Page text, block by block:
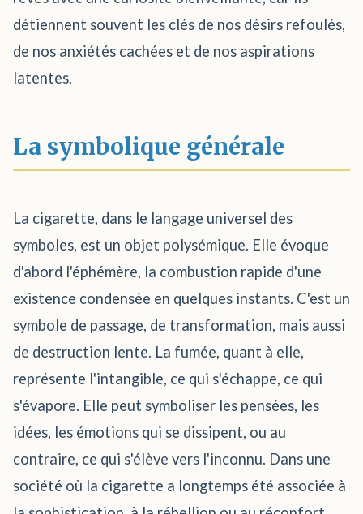
détiennent souvent les clés de nos désirs refoulés,
de nos anxiétés cachées et de nos aspirations
latentes.
La symbolique générale
La cigarette, dans le langage universel des
symboles, est un objet polysémique. Elle évoque
d'abord l'éphémère, la combustion rapide d'une
existence condensée en quelques instants. C'est un
symbole de passage, de transformation, mais aussi
de destruction lente. La fumée, quant à elle,
représente l'intangible, ce qui s'échappe, ce qui
s'évapore. Elle peut symboliser les pensées, les
idées, les émotions qui se dissipent, ou au
contraire, ce qui s'élève vers l'inconnu. Dans une
société où la cigarette a longtemps été associée à